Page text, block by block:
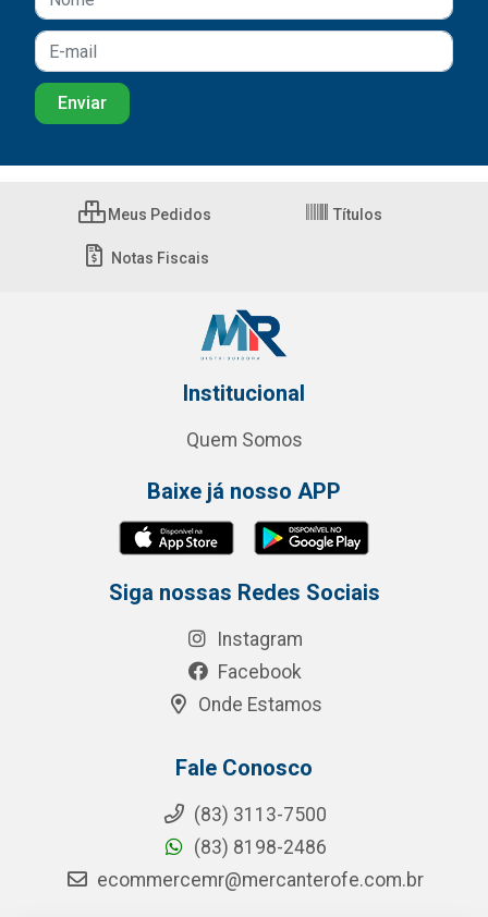
Meus Pedidos Títulos
Notas Fiscais
Institucional
Quem Somos
Baixe já nosso APP
Siga nossas Redes Sociais
Instagram
Facebook
Onde Estamos
Fale Conosco
(83) 3113-7500
(83) 8198-2486
ecommercemr@mercanterofe.com.br